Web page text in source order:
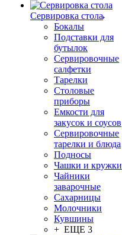
Сервировка стола
Бокалы
Подставки для
бутылок
Сервировочные
салфетки
Тарелки
Столовые
приборы
Емкости для
закусок и соусов
Сервировочные
тарелки и блюда
Подносы
Чашки и кружки
Чайники
заварочные
Сахарницы
Молочники
Кувшины
+ ЕЩЕ 3